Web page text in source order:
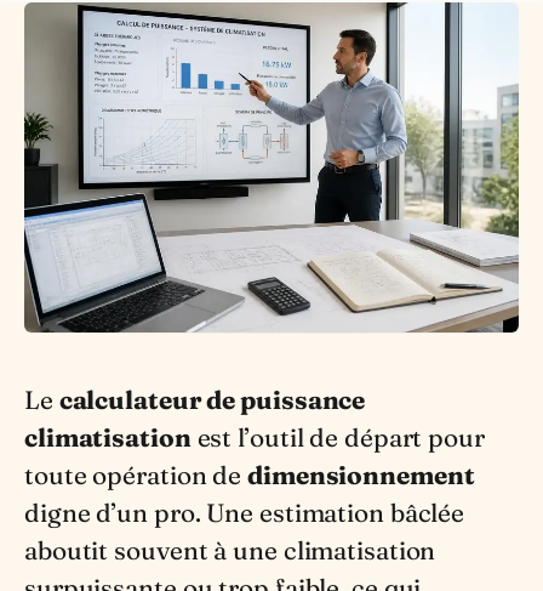
Le calculateur de puissance
climatisation est l’outil de départ pour
toute opération dedimensionnement
digne d’un pro. Une estimation bâclée
aboutit souvent à une climatisation